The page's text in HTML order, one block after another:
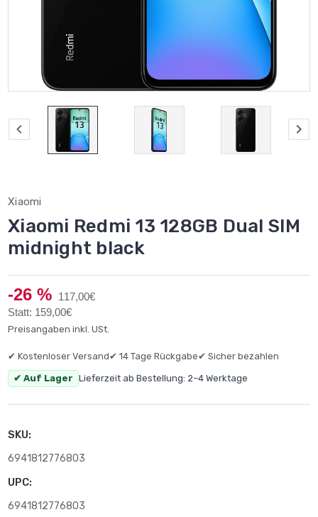
Xiaomi
Xiaomi Redmi 13 128GB Dual SIM
midnight black
-26 % 117,00€
Statt: 159,00€
Preisangaben inkl. USt.
✔ Kostenloser Versand✔ 14 Tage Rückgabe✔ Sicher bezahlen
✔ Auf Lager Lieferzeit ab Bestellung: 2–4 Werktage
SKU:
6941812776803
UPC:
6941812776803